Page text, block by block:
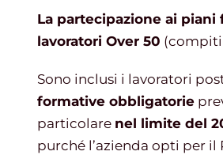
La partecipazione ai piani
lavoratori Over 50 (compiti
Sono inclusi i lavoratori
formative obbligatorie
particolare nel limite del
purché l’azienda opti per il